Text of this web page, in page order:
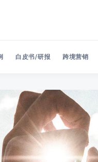
白皮书/研报 跨境营销